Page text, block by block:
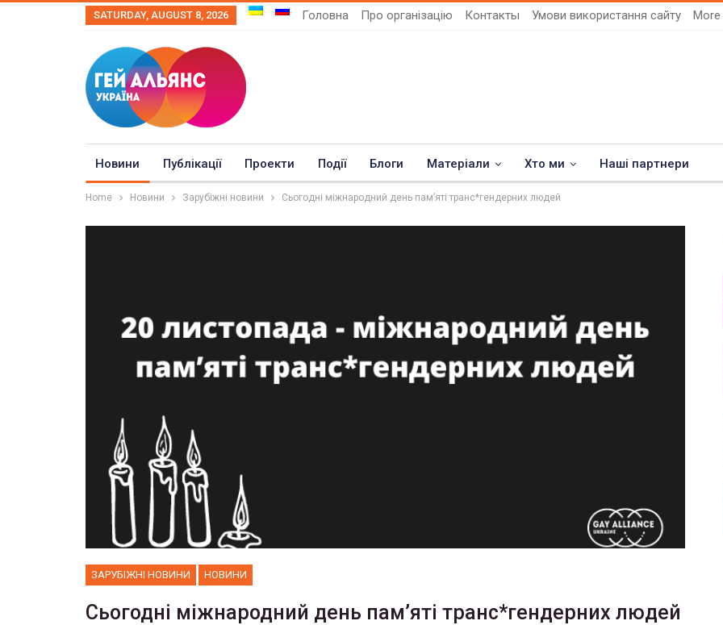
SATURDAY, AUGUST 8, 2026 Головна Про організацію Контакты Умови використання сайту More
Новини Публікації Проекти Події Блоги Матеріали Хто ми Наші партнери
Home Новини Зарубіжні новини Сьогодні міжнародний день пам’яті транс*гендерних людей
ЗАРУБІЖНІ НОВИНИ НОВИНИ
Сьогодні міжнародний день пам’яті транс*гендерних людей